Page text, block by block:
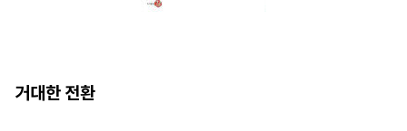
거대한 전환